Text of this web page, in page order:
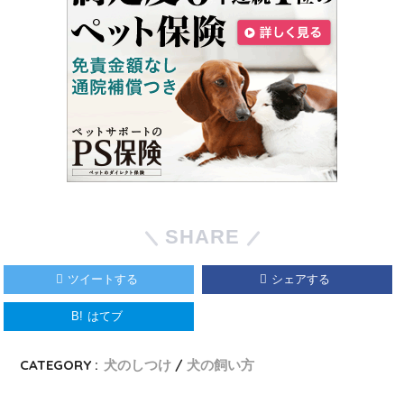
SHARE
ツイートする シェアする
B! はてブ
CATEGORY : 犬のしつけ 犬の飼い方